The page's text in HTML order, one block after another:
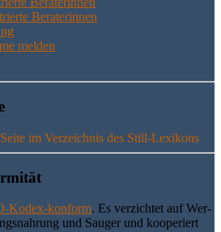
Beraterinnen
melden
Kodex-kon­form. Es ver­zich­tet auf Wer­
und Sau­ger und koope­riert